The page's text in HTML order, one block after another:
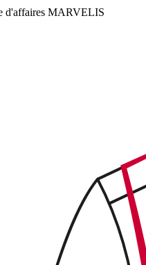
d'affaires MARVELIS